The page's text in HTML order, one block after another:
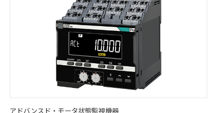
アドバンスド・ モータ状態監視機器